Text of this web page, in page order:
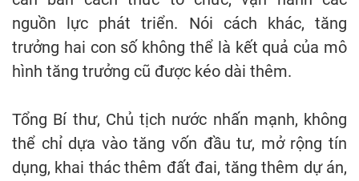
nguồn lực phát triển. Nói cách khác, tăng
trưởng hai con số không thể là kết quả của mô
hình tăng trưởng cũ được kéo dài thêm.
Tổng Bí thư, Chủ tịch nước nhấn mạnh, không
thể chỉ dựa vào tăng vốn đầu tư, mở rộng tín
dụng, khai thác thêm đất đai, tăng thêm dự án,